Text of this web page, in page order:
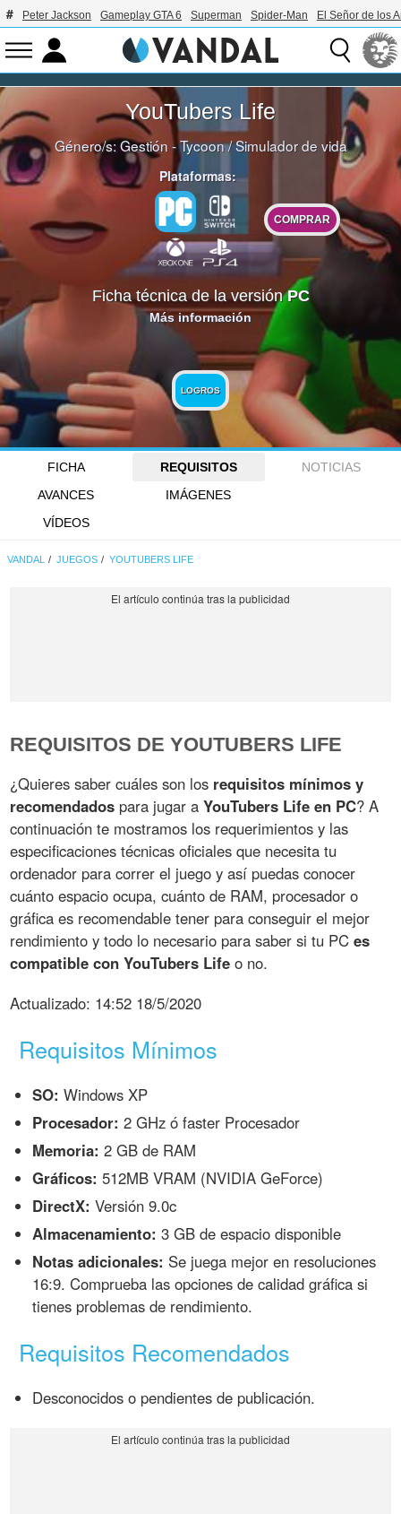
Peter Jackson Gameplay GTA 6 Superman Spider-Man El Señor de los
YouTubers Life
Género/s:Gestión - Tycoon/Simulador de vida
Plataformas:
COMPRAR
Ficha técnica de la versiónPC
Más información
LOGROS
FICHA REQUISITOS
NOTICIAS
AVANCES
IMÁGENES
VÍDEOS
VANDAL JUEGOS YOUTUBERS LIFE
REQUISITOS DE YOUTUBERS LIFE
¿Quieres saber cuáles son los requisitos mínimos y
recomendados para jugar aYouTubers Life en PC? A
continuación te mostramos los requerimientos y las
especificaciones técnicas oficiales que necesita tu
ordenador para correr el juego y así puedas conocer
cuánto espacio ocupa, cuánto de RAM, procesador o
gráfica es recomendable tener para conseguir el mejor
rendimiento y todo lo necesario para saber si tu PCes
compatible con YouTubers Life o no.
Actualizado: 14:52 18/5/2020
Requisitos Mínimos
SO: Windows XP
Procesador: 2 GHz ó faster Procesador
Memoria: 2 GB de RAM
Gráficos: 512MB VRAM (NVIDIA GeForce)
DirectX: Versión 9.0c
Almacenamiento: 3 GB de espacio disponible
Notas adicionales: Se juega mejor en resoluciones
16:9. Comprueba las opciones de calidad gráfica si
tienes problemas de rendimiento.
Requisitos Recomendados
Desconocidos o pendientes de publicación.